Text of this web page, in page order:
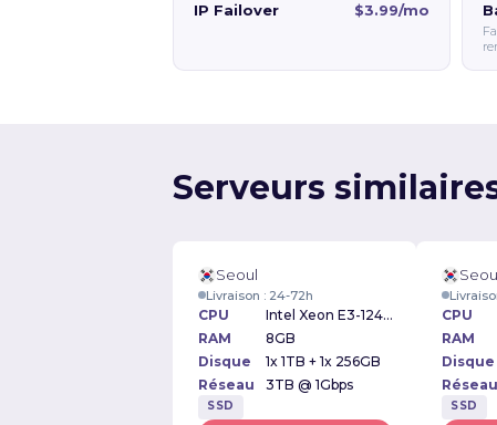
IP Failover $3.99/mo
Serveurs
Seoul
Livraison : 24-72h
CPU
Intel Xeon E3-1246v3 3.50GHz
RAM
8GB
Disque
1x 1TB + 1x 256GB
Réseau
3TB @ 1Gbps
SSD
CPU
RAM
Disque
Réseau
SSD